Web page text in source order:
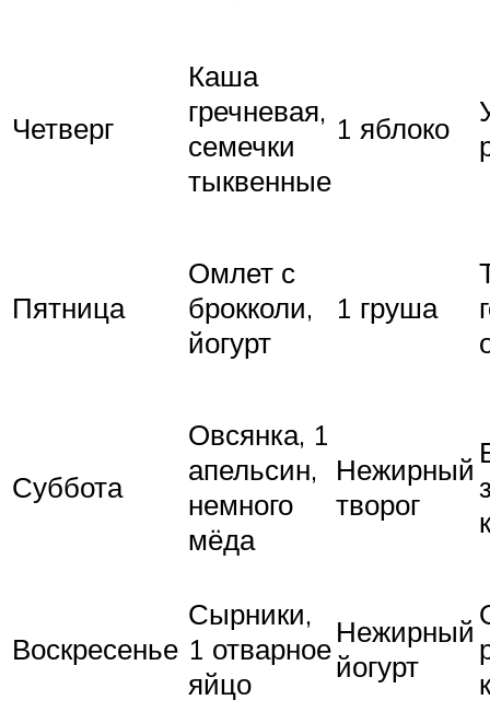
Четверг
Каша
гречневая,
семечки
тыквенные
1 яблоко
Пятница
Омлет с
брокколи,
йогурт
1 груша
Суббота
Овсянка, 1
апельсин,
немного
мёда
Нежирный
творог
Воскресенье
Сырники,
1 отварное
яйцо
Нежирный
йогурт